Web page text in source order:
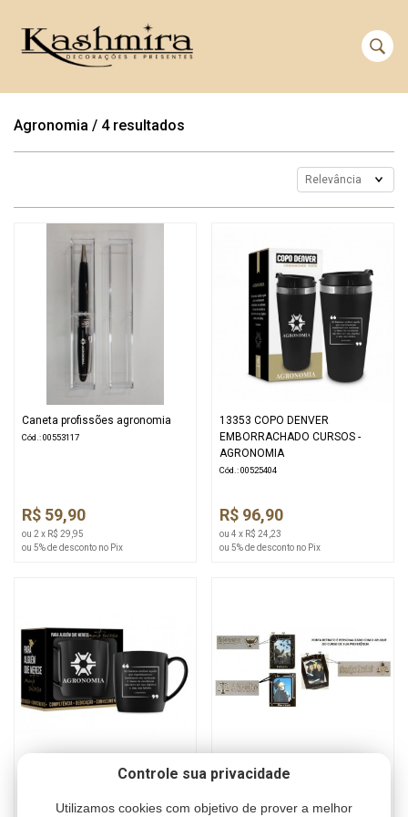
Controle sua privacidade
Utilizamos cookies com objetivo de prover a melhor
Agronomia / 4 resultados
Caneta profissões agronomia
Cód.: 00553117
R$ 59,90
ou 2 x R$ 29,95
ou 5% de desconto no Pix
13353 COPO DENVER
EMBORRACHADO CURSOS -
AGRONOMIA
Cód.: 00525404
R$ 96,90
ou 4 x R$ 24,23
ou 5% de desconto no Pix
13158 CANECA PORCELANA
AGRONOMIA
Aplique agronomia+ pt. retrato
Cód.: 00369459